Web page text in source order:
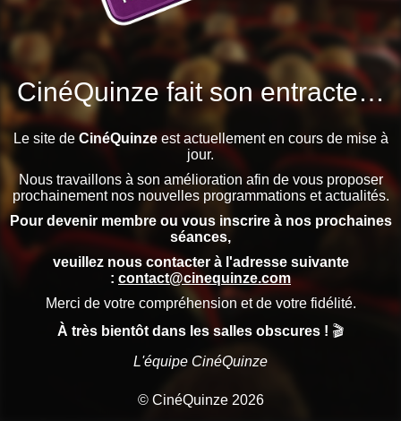
CinéQuinze fait son entracte…
Le site de CinéQuinzeest actuellement en cours de mise à
jour.
Nous travaillons à son amélioration afin de vous proposer
prochainement nos nouvelles programmations et actualités.
Pour devenir membre ou vous inscrire à nos prochaines
séances,
veuillez nous contacter à l'adresse suivante
: contact@cinequinze.com
Merci de votre compréhension et de votre fidélité.
À très bientôt dans les salles obscures ! 🎬
L'équipe CinéQuinze
© CinéQuinze 2026